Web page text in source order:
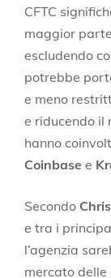
CFTC
maggior
escludendo
potrebbe
e meno
e riducendo il
hanno
Coinbase e
Secondo
e tra i
l’agenzia
mercato delle